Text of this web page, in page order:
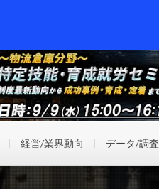
経営/業界動向 データ/調査